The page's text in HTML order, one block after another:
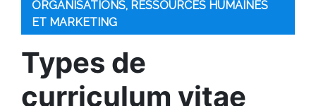
ORGANISATIONS, RESSOURCES HUMAINES
ET MARKETING
Types de
curriculum vitae